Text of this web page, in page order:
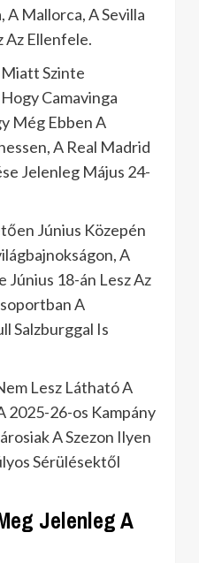
A Mallorca, A Sevilla
Az Ellenfele.
Miatt Szinte
Camavinga
Még Ebben A
A Real Madrid
Jelenleg Május 24-
Június Közepén
A
18-án Lesz Az
A
Salzburggal Is
Lesz Látható A
2025-26-os Kampány
A Szezon Ilyen
Sérülésektől
Jelenleg A